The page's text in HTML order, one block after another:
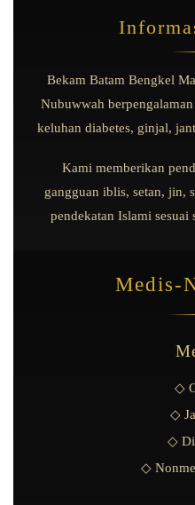
Bekam Batam Bengkel
Nubuwwah
keluhan diabetes, ginjal,
Kami memberikan
gangguan iblis, setan, jin,
Medis-
◇
◇
◇
◇